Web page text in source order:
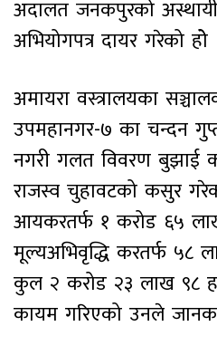
अदालत जनकपुरको
अभियोगपत्र दायर गरेको होे
अमायरा वस्त्रालयका
उपमहानगर-७ का चन्दन
नगरी गलत विवरण बुझाई
राजस्व चुहावटको कसुर
आयकरतर्फ १ करोड ६५
मूल्यअभिवृद्धि करतर्फ ५८
कुल २ करोड २३ लाख ९८
कायम गरिएको उनले